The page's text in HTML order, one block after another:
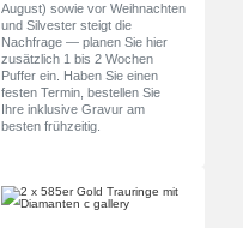
August) sowie vor Weihnachten
und Silvester steigt die
Nachfrage — planen Sie hier
zusätzlich 1 bis 2 Wochen
Puffer ein. Haben Sie einen
festen Termin, bestellen Sie
Ihre inklusive Gravur am
besten frühzeitig.